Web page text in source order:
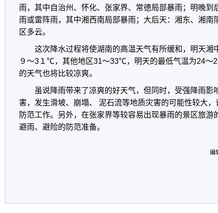
雨，其中自治州、怀化、张家界、常德局部暴雨；明晚到
雨或雷阵雨，其中湘西南局部暴雨；大后天：湘东、湘南
区多云。
这次降水过程将使湖南的高温天气有所缓和，明天湘
９～3１℃，其他地区31～33℃，明天的最低气温为24～
的天气也将比较凉爽。
虽说降雨带来了凉爽的好天气，但同时，受强降雨影
害，发生滑坡、崩塌、 泥石流等地质灾害的可能性较大
防范工作。另外，在张家界等较容易出现暴雨的景区旅游
避雨、避险的防范准备。
编